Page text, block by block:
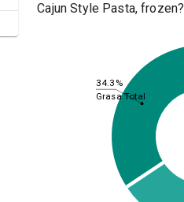
Cajun Style Pasta, frozen?
34.3%
Grasa Total